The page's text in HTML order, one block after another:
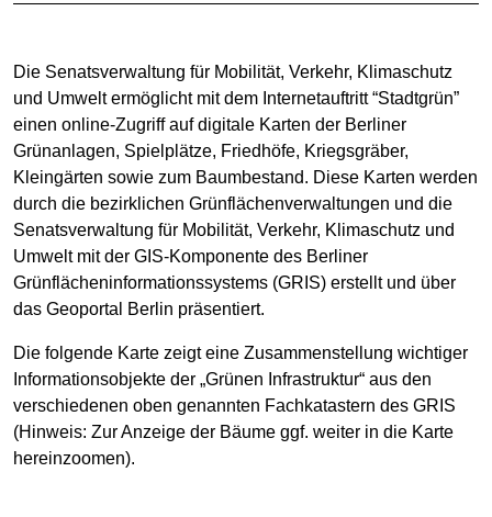
Die Senatsverwaltung für Mobilität, Verkehr, Klimaschutz
und Umwelt ermöglicht mit dem Internetauftritt “Stadtgrün”
einen online-Zugriff auf digitale Karten der Berliner
Grünanlagen, Spielplätze, Friedhöfe, Kriegsgräber,
Kleingärten sowie zum Baumbestand. Diese Karten werden
durch die bezirklichen Grünflächenverwaltungen und die
Senatsverwaltung für Mobilität, Verkehr, Klimaschutz und
Umwelt mit der GIS-Komponente des Berliner
Grünflächeninformationssystems (GRIS) erstellt und über
das Geoportal Berlin präsentiert.
Die folgende Karte zeigt eine Zusammenstellung wichtiger
Informationsobjekte der „Grünen Infrastruktur“ aus den
verschiedenen oben genannten Fachkatastern des GRIS
(Hinweis: Zur Anzeige der Bäume ggf. weiter in die Karte
hereinzoomen).